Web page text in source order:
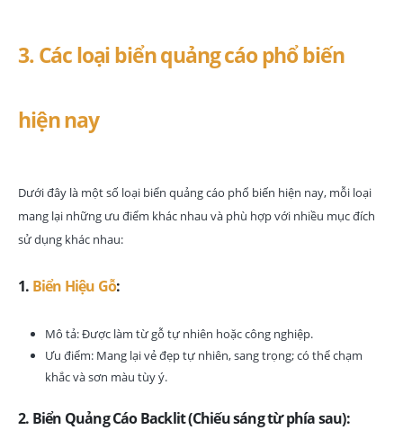
3. Các loại biển quảng cáo phổ biến
hiện nay
Dưới đây là một số loại biển quảng cáo phổ biến hiện nay, mỗi loại
mang lại những ưu điểm khác nhau và phù hợp với nhiều mục đích
sử dụng khác nhau:
1. Biển Hiệu Gỗ:
Mô tả: Được làm từ gỗ tự nhiên hoặc công nghiệp.
Ưu điểm: Mang lại vẻ đẹp tự nhiên, sang trọng; có thể chạm
khắc và sơn màu tùy ý.
2. Biển Quảng Cáo Backlit (Chiếu sáng từ phía sau):